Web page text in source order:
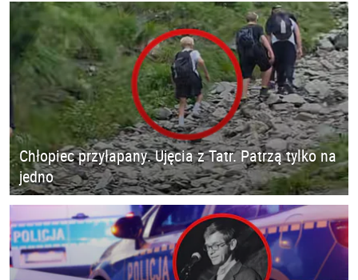
Chłopiec przyłapany. Ujęcia z Tatr. Patrzą tylko na
jedno